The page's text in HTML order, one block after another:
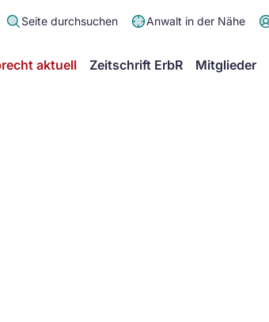
Seite durchsuchen Anwalt in der Nähe
aktuell Zeitschrift ErbR Mitglieder